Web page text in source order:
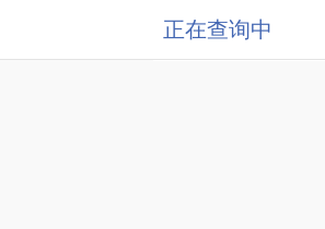
正在查询中